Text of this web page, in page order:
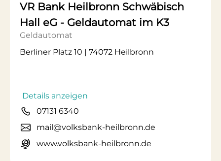
VR Bank Heilbronn Schwäbisch
Hall eG - Geldautomat im K3
Geldautomat
Berliner Platz 10 | 74072 Heilbronn
Details anzeigen
07131 6340
mail@volksbank-heilbronn.de
www.volksbank-heilbronn.de